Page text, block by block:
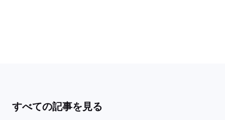
すべての記事を見る